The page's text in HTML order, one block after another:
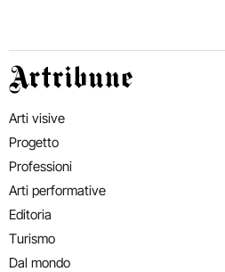
Artribune
Arti visive
Progetto
Professioni
Arti performative
Editoria
Turismo
Dal mondo